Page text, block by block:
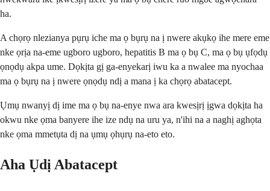
ha.
A chọrọ nlezianya pụrụ iche ma ọ bụrụ na ị nwere akụkọ ihe mere eme
nke ọrịa na-eme ugboro ugboro, hepatitis B ma ọ bụ C, ma ọ bụ ụfọdụ
ọnọdụ akpa ume. Dọkịta gị ga-enyekarị iwu ka a nwalee ma nyochaa
ma ọ bụrụ na ị nwere ọnọdụ ndị a mana ị ka chọrọ abatacept.
Ụmụ nwanyị dị ime ma ọ bụ na-enye nwa ara kwesịrị ịgwa dọkịta ha
okwu nke ọma banyere ihe ize ndụ na uru ya, n'ihi na a naghị aghọta
nke ọma mmetụta dị na ụmụ ọhụrụ na-eto eto.
Aha Ụdị Abatacept